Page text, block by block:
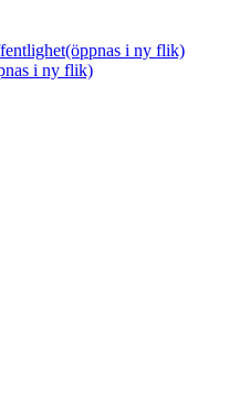
(öppnas i ny flik)
i ny flik)